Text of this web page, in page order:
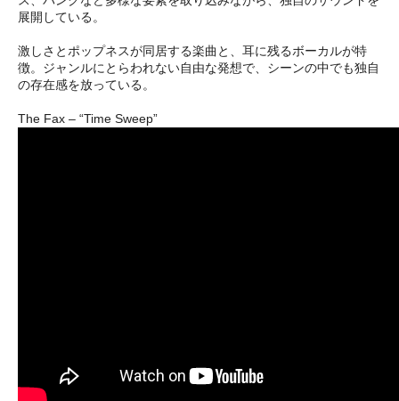
展開している。
激しさとポップネスが同居する楽曲と、耳に残るボーカルが特
徴。ジャンルにとらわれない自由な発想で、シーンの中でも独自
の存在感を放っている。
The Fax – “Time Sweep”